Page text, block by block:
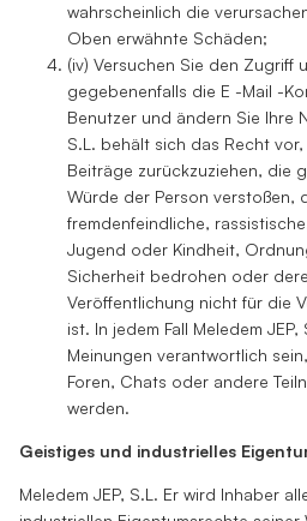
wahrscheinlich die
Oben erwähnte Schäden;
(iv) Versuchen Sie den Zugriff
gegebenenfalls die E -Mail -
Benutzer und ändern Sie Ihre
S.L. behält sich das Recht
Beiträge zurückzuziehen, die
Würde der Person verstoßen,
fremdenfeindliche,
Jugend oder Kindheit,
Sicherheit bedrohen oder
Veröffentlichung nicht für die
ist. In jedem Fall Meledem
Meinungen verantwortlich
Foren, Chats oder andere
werden.
Geistiges und industrielles
Meledem JEP, S.L. Er wird Inhaber